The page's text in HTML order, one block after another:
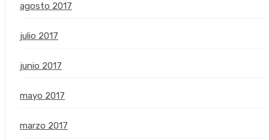
agosto 2017
julio 2017
junio 2017
mayo 2017
marzo 2017